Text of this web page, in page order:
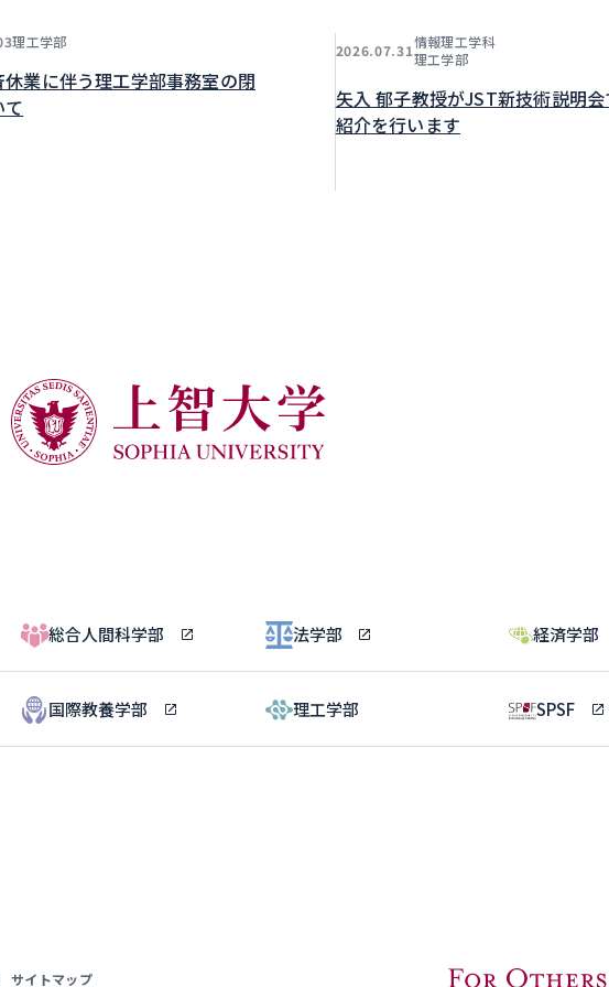
理工学部
休業に伴う理工学部事務室の閉
2026.07.31情報理工学科
理工学部
矢入 郁子教授がJST新技術説明
紹介を行います
総合人間科学部 法学部 経済学部
国際教養学部 理工学部 SPSF
サイトマップ